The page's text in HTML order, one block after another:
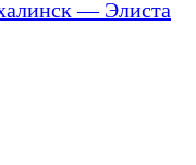
— Элиста